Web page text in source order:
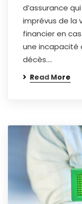
d’assurance
imprévus de la
financier en
une incapacité
décès.…
Read More